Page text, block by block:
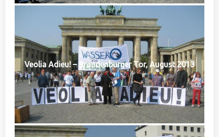
Veolia Adieu! – Brandenburger Tor, August 2013